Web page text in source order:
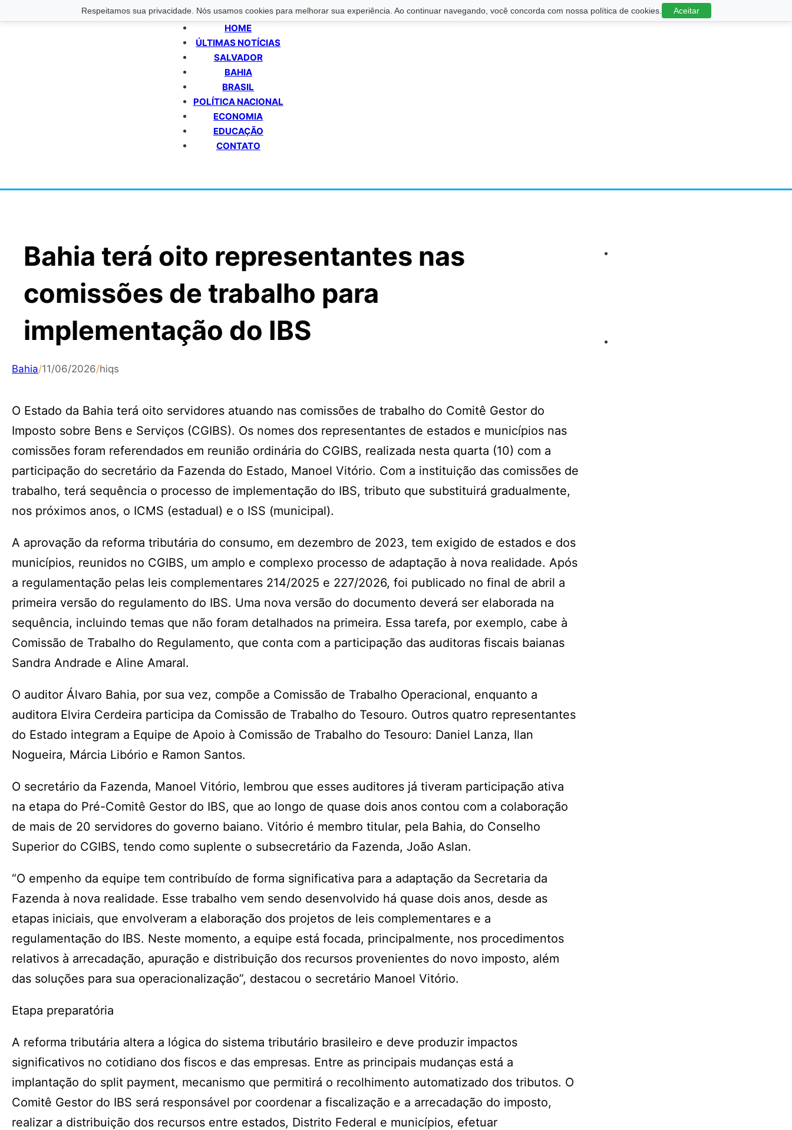
Respeitamos sua privacidade. Nós usamos cookies para melhorar sua experiência. Ao continuar navegando, você concorda com nossa política de cookies. Aceitar
HOME
ÚLTIMAS NOTÍCIAS
SALVADOR
BAHIA
BRASIL
POLÍTICA NACIONAL
ECONOMIA
EDUCAÇÃO
CONTATO
Bahia terá oito representantes nas
comissões de trabalho para
implementação do IBS
Bahia/11/06/2026/hiqs
O Estado da Bahia terá oito servidores atuando nas comissões de trabalho do Comitê Gestor do
Imposto sobre Bens e Serviços (CGIBS). Os nomes dos representantes de estados e municípios nas
comissões foram referendados em reunião ordinária do CGIBS, realizada nesta quarta (10) com a
participação do secretário da Fazenda do Estado, Manoel Vitório. Com a instituição das comissões de
trabalho, terá sequência o processo de implementação do IBS, tributo que substituirá gradualmente,
nos próximos anos, o ICMS (estadual) e o ISS (municipal).
A aprovação da reforma tributária do consumo, em dezembro de 2023, tem exigido de estados e dos
municípios, reunidos no CGIBS, um amplo e complexo processo de adaptação à nova realidade. Após
a regulamentação pelas leis complementares 214/2025 e 227/2026, foi publicado no final de abril a
primeira versão do regulamento do IBS. Uma nova versão do documento deverá ser elaborada na
sequência, incluindo temas que não foram detalhados na primeira. Essa tarefa, por exemplo, cabe à
Comissão de Trabalho do Regulamento, que conta com a participação das auditoras fiscais baianas
Sandra Andrade e Aline Amaral.
O auditor Álvaro Bahia, por sua vez, compõe a Comissão de Trabalho Operacional, enquanto a
auditora Elvira Cerdeira participa da Comissão de Trabalho do Tesouro. Outros quatro representantes
do Estado integram a Equipe de Apoio à Comissão de Trabalho do Tesouro: Daniel Lanza, Ilan
Nogueira, Márcia Libório e Ramon Santos.
O secretário da Fazenda, Manoel Vitório, lembrou que esses auditores já tiveram participação ativa
na etapa do Pré-Comitê Gestor do IBS, que ao longo de quase dois anos contou com a colaboração
de mais de 20 servidores do governo baiano. Vitório é membro titular, pela Bahia, do Conselho
Superior do CGIBS, tendo como suplente o subsecretário da Fazenda, João Aslan.
“O empenho da equipe tem contribuído de forma significativa para a adaptação da Secretaria da
Fazenda à nova realidade. Esse trabalho vem sendo desenvolvido há quase dois anos, desde as
etapas iniciais, que envolveram a elaboração dos projetos de leis complementares e a
regulamentação do IBS. Neste momento, a equipe está focada, principalmente, nos procedimentos
relativos à arrecadação, apuração e distribuição dos recursos provenientes do novo imposto, além
das soluções para sua operacionalização”, destacou o secretário Manoel Vitório.
Etapa preparatória
A reforma tributária altera a lógica do sistema tributário brasileiro e deve produzir impactos
significativos no cotidiano dos fiscos e das empresas. Entre as principais mudanças está a
implantação do split payment, mecanismo que permitirá o recolhimento automatizado dos tributos. O
Comitê Gestor do IBS será responsável por coordenar a fiscalização e a arrecadação do imposto,
realizar a distribuição dos recursos entre estados, Distrito Federal e municípios, efetuar